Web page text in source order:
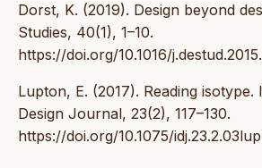
Dorst, K. (2019). Design beyond
Studies, 40(1), 1–10.
https://doi.org/10.1016/
Lupton, E. (2017). Reading
Design Journal, 23(2), 117–130.
https://doi.org/10.1075/idj.23.2.03lup